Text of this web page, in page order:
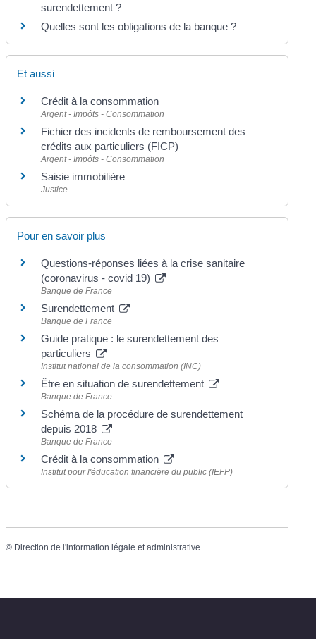
surendettement ?
Quelles sont les obligations de la banque ?
Et aussi
Crédit à la consommation
Argent - Impôts - Consommation
Fichier des incidents de remboursement des
crédits aux particuliers (FICP)
Argent - Impôts - Consommation
Saisie immobilière
Justice
Pour en savoir plus
Questions-réponses liées à la crise sanitaire
(coronavirus - covid 19)
Banque de France
Surendettement
Banque de France
Guide pratique : le surendettement des
particuliers
Institut national de la consommation (INC)
Être en situation de surendettement
Banque de France
Schéma de la procédure de surendettement
depuis 2018
Banque de France
Crédit à la consommation
Institut pour l'éducation financière du public (IEFP)
© Direction de l'information légale et administrative